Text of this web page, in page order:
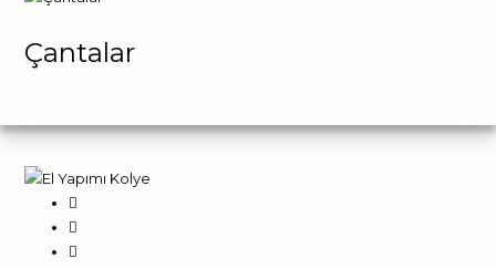
Çantalar